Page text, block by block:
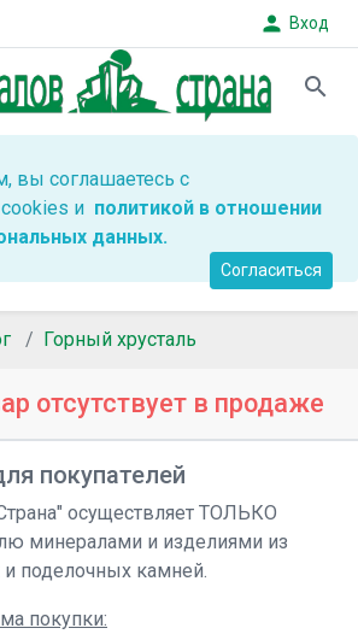
person Вход
search
вы соглашаетесь с
и политикой в отношении
данных.
Согласиться
Горный хрусталь
отсутствует в продаже
покупателей
осуществляет ТОЛЬКО
минералами и изделиями из
поделочных камней.
покупки: